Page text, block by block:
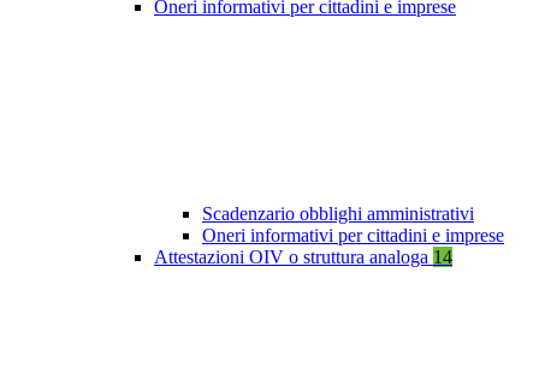
Oneri informativi per cittadini e imprese
Scadenzario obblighi amministrativi
Oneri informativi per cittadini e imprese
Attestazioni OIV o struttura analoga 14